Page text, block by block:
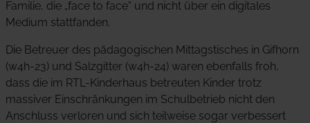
Familie, die „face to face“ und nicht über ein digitales
Medium stattfanden.
Die Betreuer des pädagogischen Mittagstisches in Gifhorn
(w4h-23) und Salzgitter (w4h-24) waren ebenfalls froh,
dass die im RTL-Kinderhaus betreuten Kinder trotz
massiver Einschränkungen im Schulbetrieb nicht den
Anschluss verloren und sich teilweise sogar verbessert